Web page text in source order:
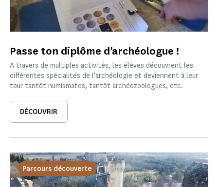
Passe ton diplôme d'archéologue !
A travers de multiples activités, les élèves découvrent les
différentes spécialités de l'archéologie et deviennent à leur
tour tantôt numismates, tantôt archéozoologues, etc.
DÉCOUVRIR
Parcours découverte